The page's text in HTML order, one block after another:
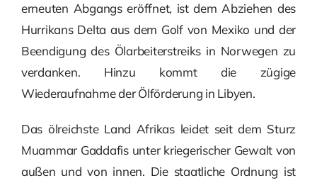
erneuten Abgangs eröffnet, ist dem Abziehen des
Hurrikans Delta aus dem Golf von Mexiko und der
Beendigung des Ölarbeiterstreiks in Norwegen zu
verdanken. Hinzu kommt die zügige
Wiederaufnahme der Ölförderung in Libyen.
Das ölreichste Land Afrikas leidet seit dem Sturz
Muammar Gaddafis unter kriegerischer Gewalt von
außen und von innen. Die staatliche Ordnung ist